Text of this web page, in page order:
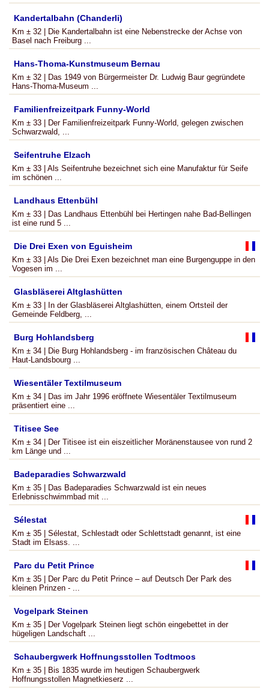
Kandertalbahn (Chanderli)
Km ± 32 | Die Kandertalbahn ist eine Nebenstrecke der Achse von
Basel nach Freiburg ...
Hans-Thoma-Kunstmuseum Bernau
Km ± 32 | Das 1949 von Bürgermeister Dr. Ludwig Baur gegründete
Hans-Thoma-Museum ...
Familienfreizeitpark Funny-World
Km ± 33 | Der Familienfreizeitpark Funny-World, gelegen zwischen
Schwarzwald, ...
Seifentruhe Elzach
Km ± 33 | Als Seifentruhe bezeichnet sich eine Manufaktur für Seife
im schönen ...
Landhaus Ettenbühl
Km ± 33 | Das Landhaus Ettenbühl bei Hertingen nahe Bad-Bellingen
ist eine rund 5 ...
Die Drei Exen von Eguisheim
Km ± 33 | Als Die Drei Exen bezeichnet man eine Burgenguppe in den
Vogesen im ...
Glasbläserei Altglashütten
Km ± 33 | In der Glasbläserei Altglashütten, einem Ortsteil der
Gemeinde Feldberg, ...
Burg Hohlandsberg
Km ± 34 | Die Burg Hohlandsberg - im französischen Château du
Haut-Landsbourg ...
Wiesentäler Textilmuseum
Km ± 34 | Das im Jahr 1996 eröffnete Wiesentäler Textilmuseum
präsentiert eine ...
Titisee See
Km ± 34 | Der Titisee ist ein eiszeitlicher Moränenstausee von rund 2
km Länge und ...
Badeparadies Schwarzwald
Km ± 35 | Das Badeparadies Schwarzwald ist ein neues
Erlebnisschwimmbad mit ...
Sélestat
Km ± 35 | Sélestat, Schlestadt oder Schlettstadt genannt, ist eine
Stadt im Elsass. ...
Parc du Petit Prince
Km ± 35 | Der Parc du Petit Prince – auf Deutsch Der Park des
kleinen Prinzen - ...
Vogelpark Steinen
Km ± 35 | Der Vogelpark Steinen liegt schön eingebettet in der
hügeligen Landschaft ...
Schaubergwerk Hoffnungsstollen Todtmoos
Km ± 35 | Bis 1835 wurde im heutigen Schaubergwerk
Hoffnungsstollen Magnetkieserz ...